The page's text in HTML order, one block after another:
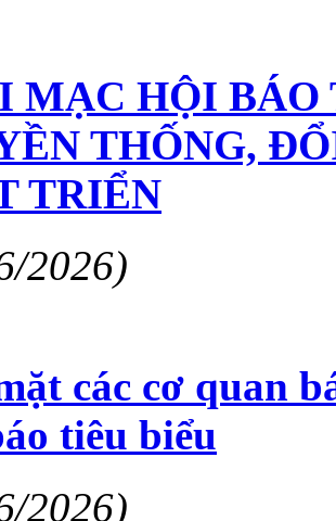
MẠC HỘI BÁO
THỐNG,
TRIỂN
2026)
các cơ quan
tiêu biểu
2026)